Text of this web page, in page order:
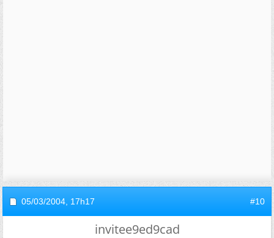
05/03/2004, 17h17 #10
invitee9ed9cad